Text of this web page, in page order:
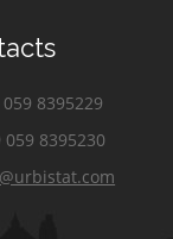
059 8395229
059 8395230